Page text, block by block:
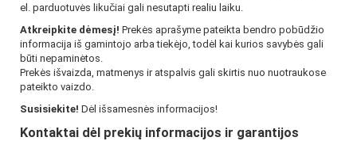
el. parduotuvės likučiai gali nesutapti realiu laiku.
Atkreipkite dėmesį! Prekės aprašyme pateikta bendro pobūdžio
informacija iš gamintojo arba tiekėjo, todėl kai kurios savybės gali
būti nepaminėtos.
Prekės išvaizda, matmenys ir atspalvis gali skirtis nuo nuotraukose
pateikto vaizdo.
Susisiekite! Dėl išsamesnės informacijos!
Kontaktai dėl prekių informacijos ir garantijos